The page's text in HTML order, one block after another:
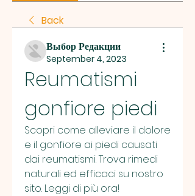
Back
Выбор Редакции
September 4, 2023
Reumatismi
gonfiore piedi
Scopri come alleviare il dolore
e il gonfiore ai piedi causati
dai reumatismi. Trova rimedi
naturali ed efficaci su nostro
sito. Leggi di più ora!